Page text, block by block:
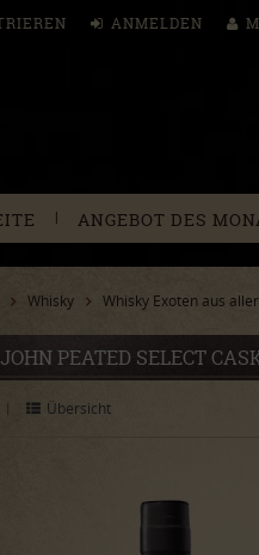
ANMELDEN
| ANGEBOT DES
Whisky Whisky Exoten aus
PEATED SELECT
| Übersicht